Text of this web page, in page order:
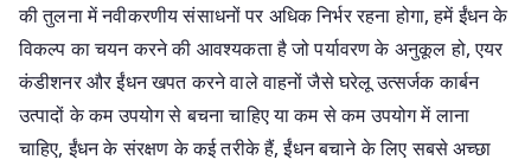
की तुलना में नवीकरणीय संसाधनों पर अधिक निर्भर रहना होगा, हमें ईंधन के
विकल्प का चयन करने की आवश्यकता है जो पर्यावरण के अनुकूल हो, एयर
कंडीशनर और ईंधन खपत करने वाले वाहनों जैसे घरेलू उत्सर्जक कार्बन
उत्पादों के कम उपयोग से बचना चाहिए या कम से कम उपयोग में लाना
चाहिए, ईंधन के संरक्षण के कई तरीके हैं, ईंधन बचाने के लिए सबसे अच्छा